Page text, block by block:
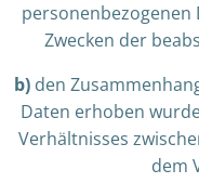
Zwecken der
b)den
Daten erhoben
Verhältnisses
dem